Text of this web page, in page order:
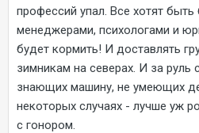
профессий упал. Все хотят быть
менеджерами, психологами и
будет кормить! И доставлять
зимникам на северах. И за руль
знающих машину, не умеющих
некоторых случаях - лучше уж
с гонором.